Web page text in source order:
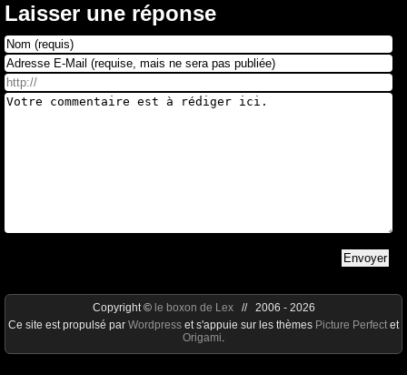
Laisser une réponse
Copyright © le boxon de Lex// 2006 - 2026
Ce site est propulsé par Wordpress et s'appuie sur les thèmes Picture Perfect et
Origami.